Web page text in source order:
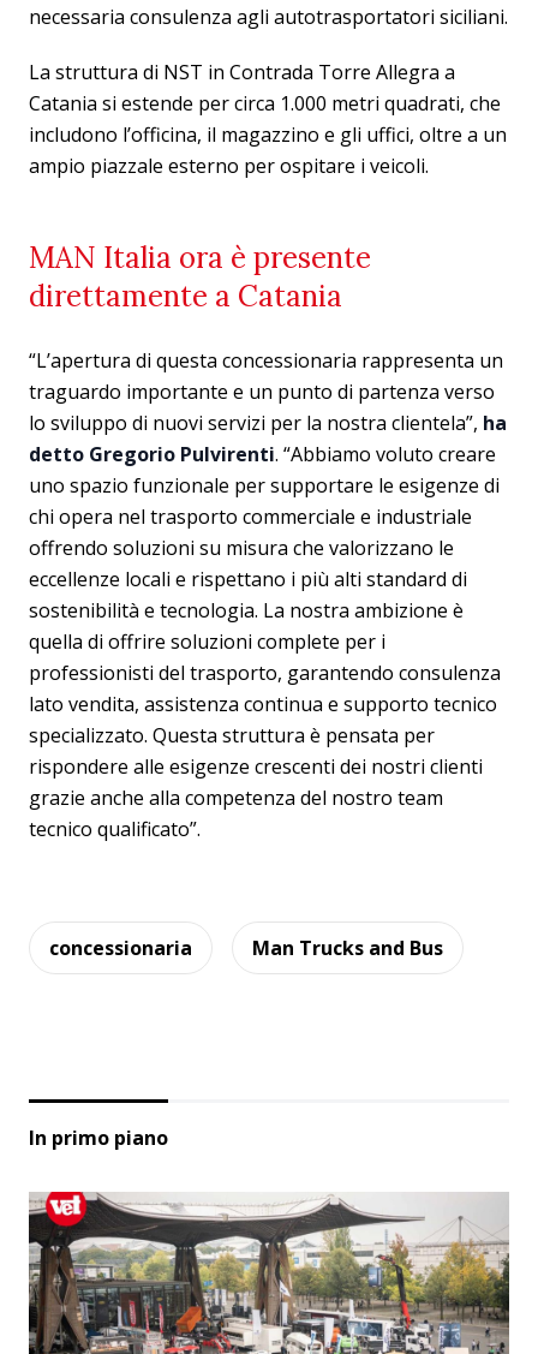
necessaria consulenza agli autotrasportatori siciliani.
La struttura di NST in Contrada Torre Allegra a
Catania si estende per circa 1.000 metri quadrati, che
includono l’officina, il magazzino e gli uffici, oltre a un
ampio piazzale esterno per ospitare i veicoli.
MAN Italia ora è presente
direttamente a Catania
“L’apertura di questa concessionaria rappresenta un
traguardo importante e un punto di partenza verso
lo sviluppo di nuovi servizi per la nostra clientela”, ha
detto Gregorio Pulvirenti. “Abbiamo voluto creare
uno spazio funzionale per supportare le esigenze di
chi opera nel trasporto commerciale e industriale
offrendo soluzioni su misura che valorizzano le
eccellenze locali e rispettano i più alti standard di
sostenibilità e tecnologia. La nostra ambizione è
quella di offrire soluzioni complete per i
professionisti del trasporto, garantendo consulenza
lato vendita, assistenza continua e supporto tecnico
specializzato. Questa struttura è pensata per
rispondere alle esigenze crescenti dei nostri clienti
grazie anche alla competenza del nostro team
tecnico qualificato”.
concessionaria Man Trucks and Bus
In primo piano